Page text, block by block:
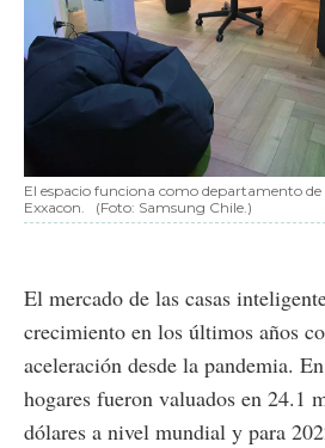
El espacio funciona como departamento
Exxacon.
(Foto: Samsung Chile.)
El mercado de las casas
crecimiento en los últimos años
aceleración desde la pandemia.
hogares fueron valuados en 24.1
dólares a nivel mundial y para